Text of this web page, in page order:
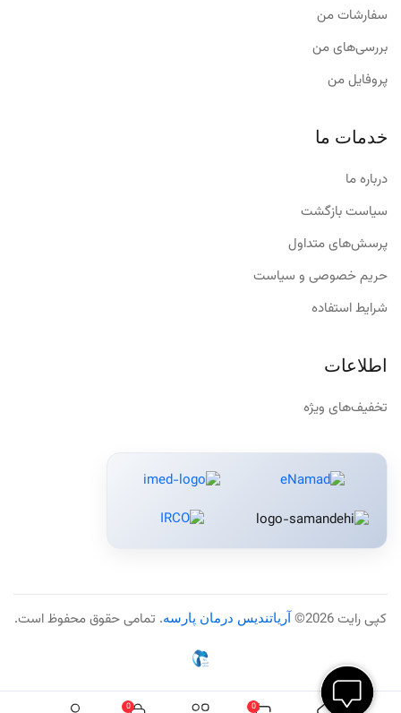
0
0
سفارشات من
بررسی‌های من
پروفایل من
خدمات ما
درباره ما
سیاست بازگشت
پرسش‌های متداول
حریم خصوصی و سیاست
شرایط استفاده
اطلاعات
تخفیف‌های ویژه
کپی رایت 2026© آریاتندیس درمان پارسه. تمامی حقوق محفوظ است.